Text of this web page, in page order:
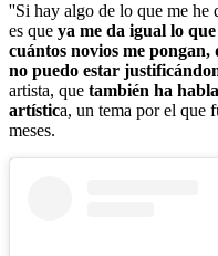
''Si hay algo de lo que me he
es que ya me da igual lo
cuántos novios me
no puedo estar
artista, que también ha
artística, un tema por el que
meses.